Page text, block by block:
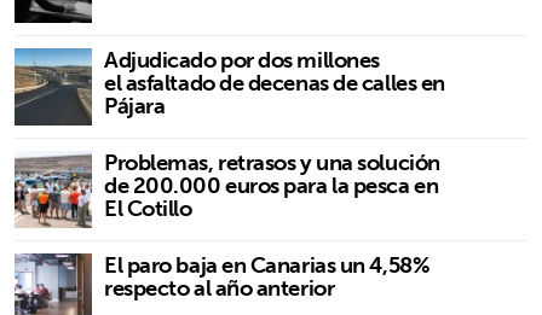
Adjudicado por dos millones
el asfaltado de decenas de calles en
Pájara
Problemas, retrasos y una solución
de 200.000 euros para la pesca en
El Cotillo
El paro baja en Canarias un 4,58%
respecto al año anterior